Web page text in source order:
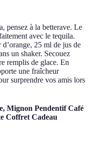
pensez à la betterave. Le
avec le tequila.
25 ml de jus de
un shaker. Secouez
remplis de glace. En
une fraîcheur
surprendre vos amis lors
Mignon Pendentif Café
Coffret Cadeau